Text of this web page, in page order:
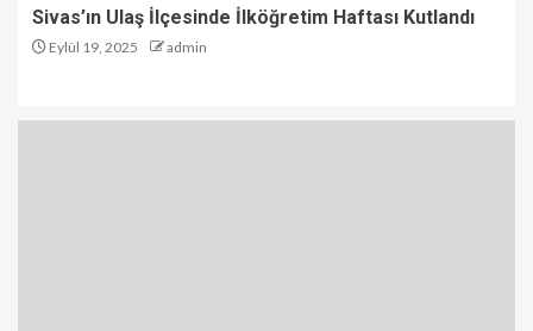
Sivas’ın Ulaş İlçesinde İlköğretim Haftası Kutlandı
Eylül 19, 2025 admin